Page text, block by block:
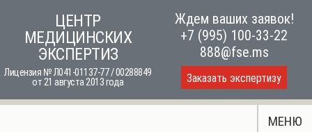
content
ЦЕНТР
МЕДИЦИНСКИХ
ЭКСПЕРТИЗ
Лицензия № Л041-01137-77 / 00288849
от 21 августа 2013 года
Ждем ваших заявок!
+7 (995) 100-33-22
888@fse.ms
Заказать экспертизу
МЕНЮ